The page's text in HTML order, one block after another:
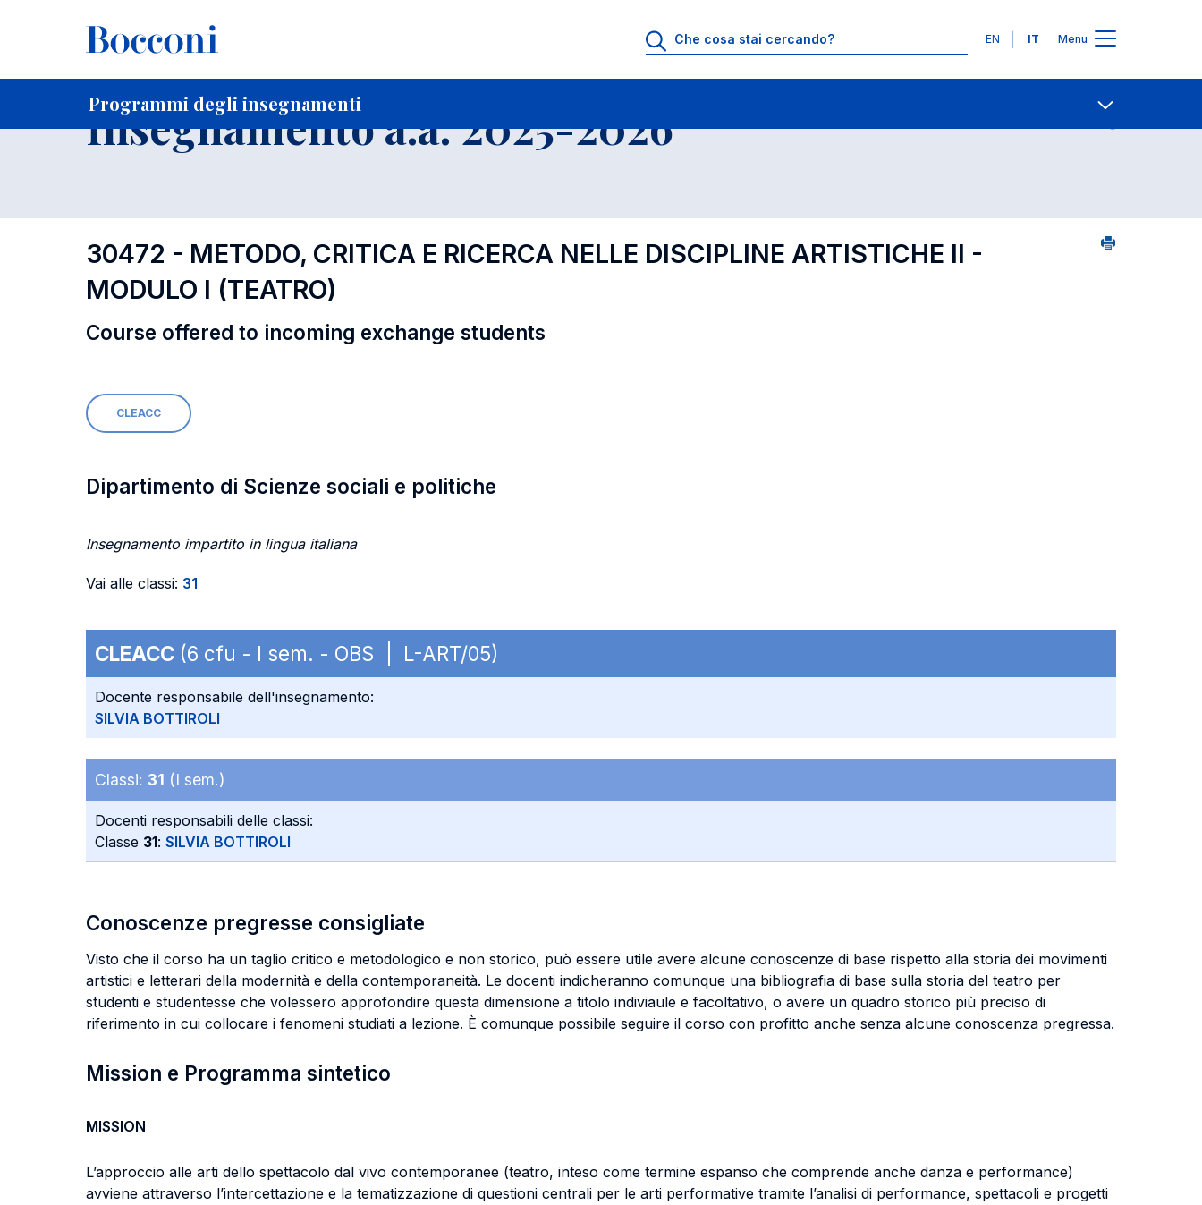
Lingue
EN IT Menu
Programmi degli insegnamenti
Home Per studenti iscritti Educational Offer - Incoming exchange students Contatti
Insegnamento a.a. 2025-2026
30472 - METODO, CRITICA E RICERCA NELLE DISCIPLINE ARTISTICHE II -
MODULO I (TEATRO)
Course offered to incoming exchange students
CLEACC
Dipartimento di Scienze sociali e politiche
Insegnamento impartito in lingua italiana
Vai alle classi: 31
CLEACC (6 cfu - I sem. - OBS | L-ART/05)
Docente responsabile dell'insegnamento:
SILVIA BOTTIROLI
Classi: 31 (I sem.)
Docenti responsabili delle classi:
Classe 31: SILVIA BOTTIROLI
Conoscenze pregresse consigliate
Visto che il corso ha un taglio critico e metodologico e non storico, può essere utile avere alcune conoscenze di base rispetto alla storia dei movimenti
artistici e letterari della modernità e della contemporaneità. Le docenti indicheranno comunque una bibliografia di base sulla storia del teatro per
studenti e studentesse che volessero approfondire questa dimensione a titolo indiviaule e facoltativo, o avere un quadro storico più preciso di
riferimento in cui collocare i fenomeni studiati a lezione. È comunque possibile seguire il corso con profitto anche senza alcune conoscenza pregressa.
Mission e Programma sintetico
MISSION
L’approccio alle arti dello spettacolo dal vivo contemporanee (teatro, inteso come termine espanso che comprende anche danza e performance)
avviene attraverso l’intercettazione e la tematizzazione di questioni centrali per le arti performative tramite l’analisi di performance, spettacoli e progetti